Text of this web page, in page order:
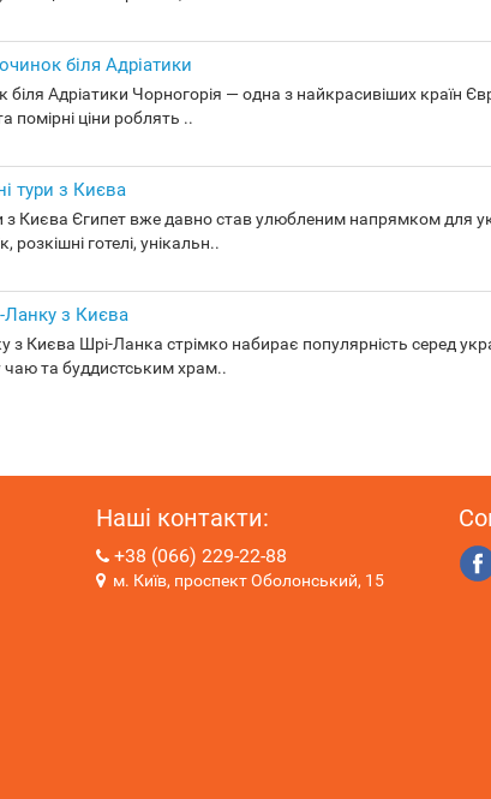
біля Адріатики
Адріатики Чорногорія — одна з найкрасивіших країн
помірні ціни роблять ..
тури з Києва
Києва Єгипет вже давно став улюбленим напрямком для
готелі, унікальн..
Ланку з Києва
з Києва Шрі-Ланка стрімко набирає популярність серед
та буддистським храм..
Наші контакти:
+38 (066) 229-22-88
м. Київ, проспект Оболонський, 15